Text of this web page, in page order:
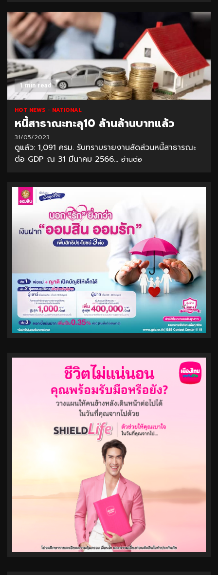
1 min read
HOT NEWS NATIONAL
หนี้สาธาณะทะลุ10 ล้านล้านบาทแล้ว
31/05/2023
ดูแล้ว: 1,091 ครม. รับทราบรายงานสัดส่วนหนี้สาธารณะ
ต่อ GDP ณ 31 มีนาคม 2566... อ่านต่อ